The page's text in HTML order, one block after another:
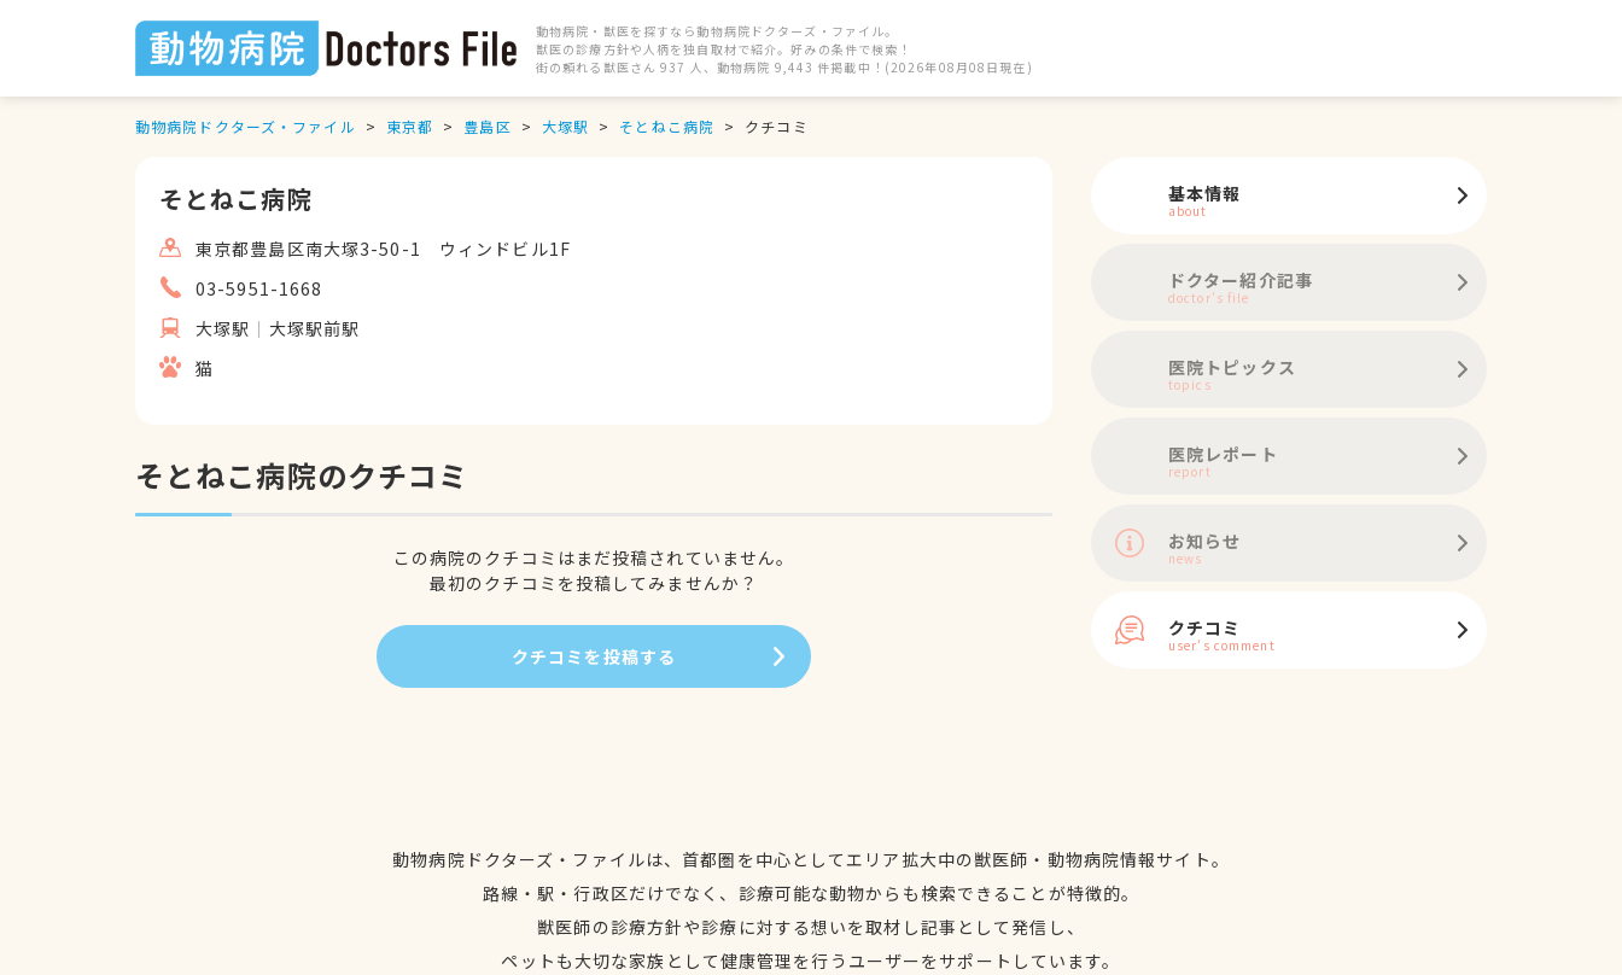
動物病院・獣医を探すなら動物病院ドクターズ・ファイル。
獣医の診療方針や人柄を独自取材で紹介。好みの条件で検索！
街の頼れる獣医さん 937 人、動物病院 9,443 件掲載中！(2026年08月08日現在)
動物病院ドクターズ・ファイル 東京都 豊島区 大塚駅 そとねこ病院 クチコミ
そとねこ病院
東京都豊島区南大塚3-50-1 ウィンドビル1F
03-5951-1668
大塚駅
大塚駅前駅
猫
そとねこ病院のクチコミ
この病院のクチコミはまだ投稿されていません。
最初のクチコミを投稿してみませんか？
クチコミを投稿する
基本情報
about
ドクター紹介記事
doctor's file
医院トピックス
topics
医院レポート
report
お知らせ
news
クチコミ
user's comment
動物病院ドクターズ・ファイルは、首都圏を中心としてエリア拡大中の獣医師・動物病院情報サイト。
路線・駅・行政区だけでなく、診療可能な動物からも検索できることが特徴的。
獣医師の診療方針や診療に対する想いを取材し記事として発信し、
ペットも大切な家族として健康管理を行うユーザーをサポートしています。